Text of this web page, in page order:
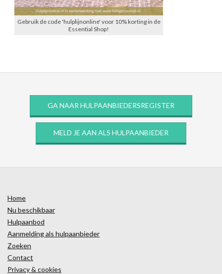
Gebruik de code 'hulplijnonline' voor 10% korting in de
Essential Shop!
GA NAAR HULPAANBIEDERSREGISTER
MELD JE AAN ALS HULPAANBIEDER
Home
Nu beschikbaar
Hulpaanbod
Aanmelding als hulpaanbieder
Zoeken
Contact
Privacy & cookies